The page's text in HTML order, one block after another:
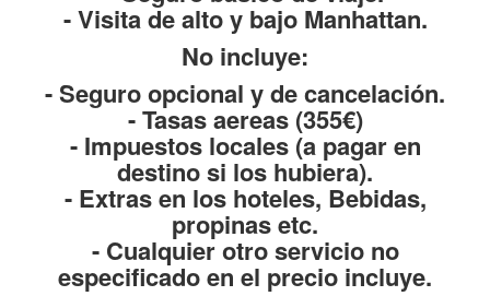
- Visita de alto y bajo Manhattan.
No incluye:
- Seguro opcional y de cancelación.
- Tasas aereas (355€)
- Impuestos locales (a pagar en
destino si los hubiera).
- Extras en los hoteles, Bebidas,
propinas etc.
- Cualquier otro servicio no
especificado en el precio incluye.